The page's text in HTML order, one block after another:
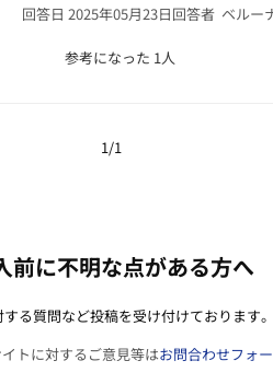
回答者 ベルー
回答日 2025年05月23日
参考になった 1人
1/1
前に不明な点がある方へ
る質問など投稿を受け付けております。
トに対するご意見等はお問合わせフォ